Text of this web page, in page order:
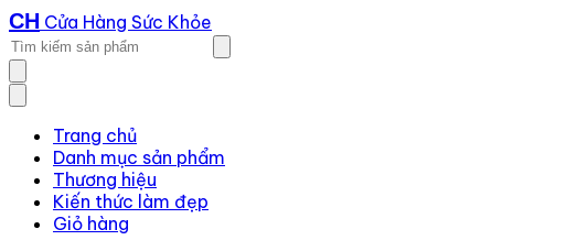
CH Cửa Hàng Sức Khỏe
Trang chủ
Danh mục sản phẩm
Thương hiệu
Kiến thức làm đẹp
Giỏ hàng